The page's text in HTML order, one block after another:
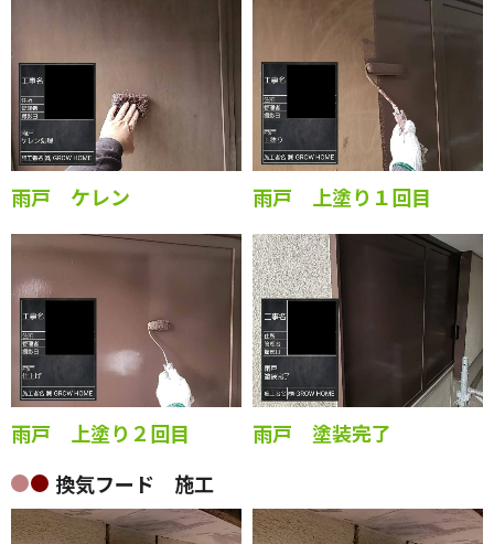
雨戸 ケレン 雨戸 上塗り１回目
雨戸 上塗り２回目
雨戸 塗装完了
換気フード 施工